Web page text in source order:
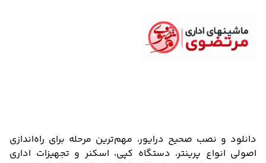
دانلود و نصب صحیح درایور، مهم‌ترین مرحله برای راه‌اندازی
اصولی انواع پرینتر، دستگاه کپی، اسکنر و تجهیزات اداری